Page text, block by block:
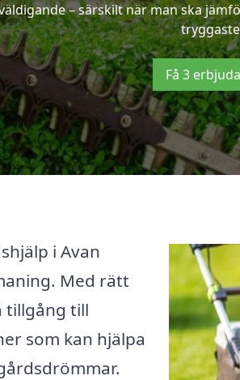
– särskilt när man ska
Få 3
i Avan
Med rätt
tillgång till
som kan hjälpa